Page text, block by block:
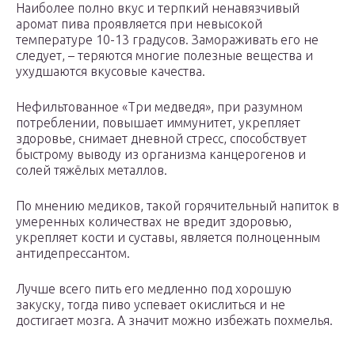
Наиболее полно вкус и терпкий ненавязчивый
аромат пива проявляется при невысокой
температуре 10-13 градусов. Замораживать его не
следует, – теряются многие полезные вещества и
ухудшаются вкусовые качества.
Нефильтованное «Три медведя», при разумном
потреблении, повышает иммунитет, укрепляет
здоровье, снимает дневной стресс, способствует
быстрому выводу из организма канцерогенов и
солей тяжёлых металлов.
По мнению медиков, такой горячительный напиток в
умеренных количествах не вредит здоровью,
укрепляет кости и суставы, является полноценным
антидепрессантом.
Лучше всего пить его медленно под хорошую
закуску, тогда пиво успевает окислиться и не
достигает мозга. А значит можно избежать похмелья.